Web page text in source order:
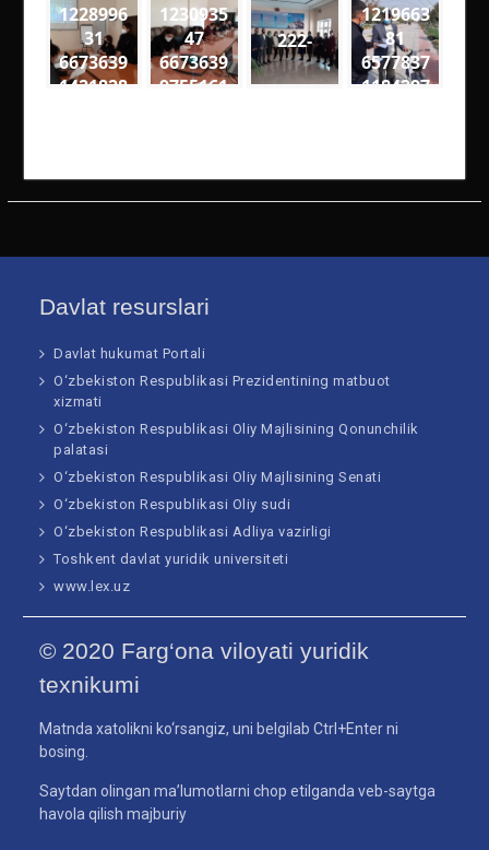
1228996
31
6673639
1421828
10252 n
1230935
47
6673639
9755161
61205 n
222-
1219663
81
6577837
1184297
64734 n
Davlat resurslari
Davlat hukumat Portali
O‘zbekiston Respublikasi Prezidentining matbuot
xizmati
O‘zbekiston Respublikasi Oliy Majlisining Qonunchilik
palatasi
O‘zbekiston Respublikasi Oliy Majlisining Senati
O‘zbekiston Respublikasi Oliy sudi
O‘zbekiston Respublikasi Adliya vazirligi
Toshkent davlat yuridik universiteti
www.lex.uz
© 2020 Farg‘ona viloyati yuridik
texnikumi
Matnda xatolikni ko‘rsangiz, uni belgilab Ctrl+Enter ni
bosing.
Saytdan olingan ma’lumotlarni chop etilganda veb-saytga
havola qilish majburiy